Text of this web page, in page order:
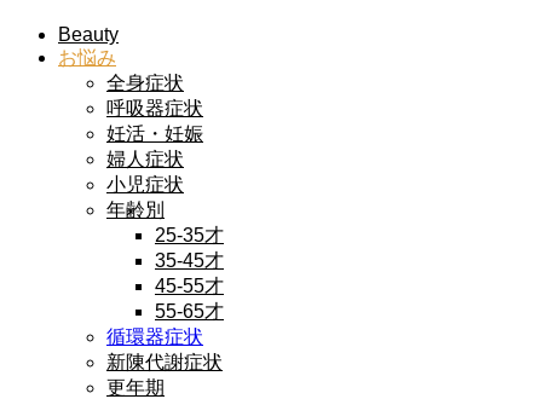
Beauty
お悩み
全身症状
呼吸器症状
妊活・妊娠
婦人症状
小児症状
年齢別
25-35才
35-45才
45-55才
55-65才
循環器症状
新陳代謝症状
更年期